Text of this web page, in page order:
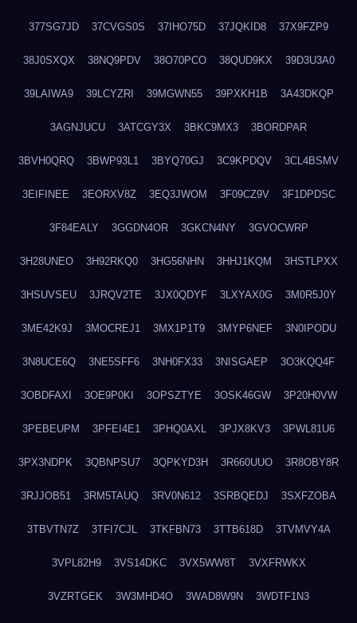
377SG7JD 37CVGS0S 37IHO75D 37JQKID8 37X9FZP9
38J0SXQX 38NQ9PDV 38O70PCO 38QUD9KX 39D3U3A0
39LAIWA9 39LCYZRI 39MGWN55 39PXKH1B 3A43DKQP
3AGNJUCU 3ATCGY3X 3BKC9MX3 3BORDPAR
3BVH0QRQ 3BWP93L1 3BYQ70GJ 3C9KPDQV 3CL4BSMV
3EIFINEE 3EORXV8Z 3EQ3JWOM 3F09CZ9V 3F1DPDSC
3F84EALY 3GGDN4OR 3GKCN4NY 3GVOCWRP
3H28UNEO 3H92RKQ0 3HG56NHN 3HHJ1KQM 3HSTLPXX
3HSUVSEU 3JRQV2TE 3JX0QDYF 3LXYAX0G 3M0R5J0Y
3ME42K9J 3MOCREJ1 3MX1P1T9 3MYP6NEF 3N0IPODU
3N8UCE6Q 3NE5SFF6 3NH0FX33 3NISGAEP 3O3KQQ4F
3OBDFAXI 3OE9P0KI 3OPSZTYE 3OSK46GW 3P20H0VW
3PEBEUPM 3PFEI4E1 3PHQ0AXL 3PJX8KV3 3PWL81U6
3PX3NDPK 3QBNPSU7 3QPKYD3H 3R660UUO 3R8OBY8R
3RJJOB51 3RM5TAUQ 3RV0N612 3SRBQEDJ 3SXFZOBA
3TBVTN7Z 3TFI7CJL 3TKFBN73 3TTB618D 3TVMVY4A
3VPL82H9 3VS14DKC 3VX5WW8T 3VXFRWKX
3VZRTGEK 3W3MHD4O 3WAD8W9N 3WDTF1N3